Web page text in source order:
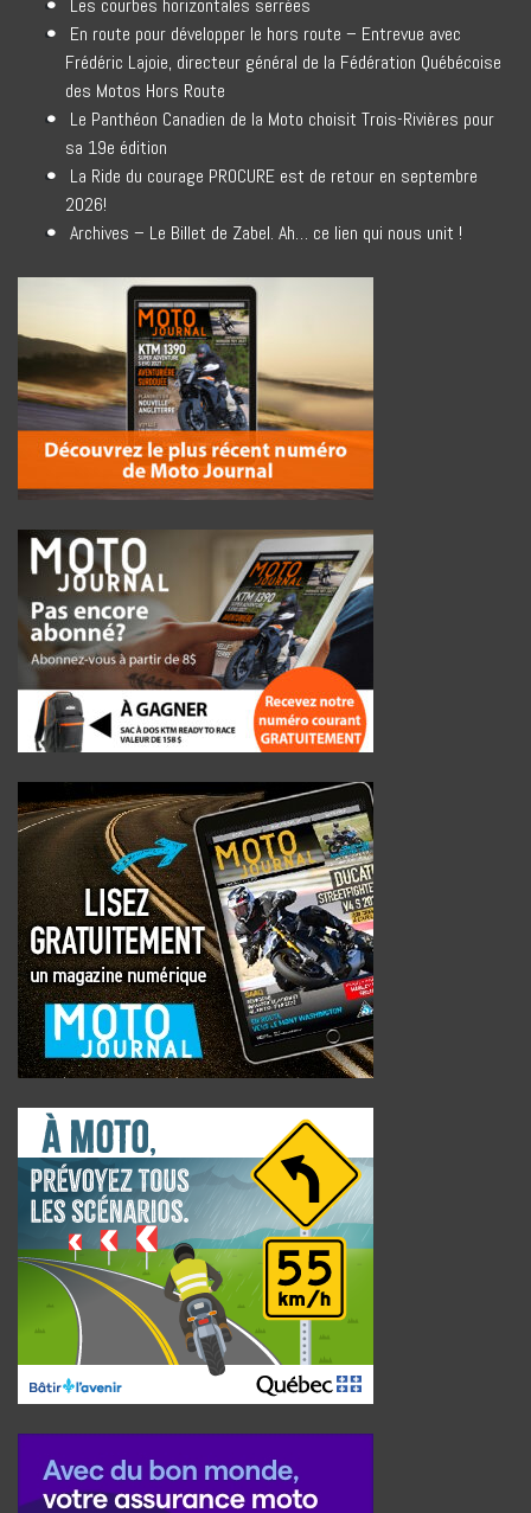
Les courbes horizontales serrées
En route pour développer le hors route – Entrevue avec
Frédéric Lajoie, directeur général de la Fédération Québécoise
des Motos Hors Route
Le Panthéon Canadien de la Moto choisit Trois-Rivières pour
sa 19e édition
La Ride du courage PROCURE est de retour en septembre
2026!
Archives – Le Billet de Zabel. Ah… ce lien qui nous unit !